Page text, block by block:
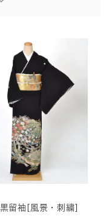
黒留袖[風景・刺繍]